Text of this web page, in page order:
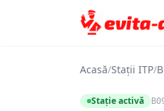
Acasă/Stații ITP/
Stație activă